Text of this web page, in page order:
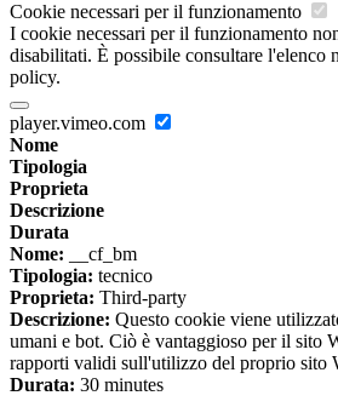
Cookie necessari per il funzionamento
I cookie necessari per il funzionamento
disabilitati. È possibile consultare l'elenco
policy.
player.vimeo.com
Nome
Tipologia
Proprieta
Descrizione
Durata
Nome: __cf_bm
Tipologia: tecnico
Proprieta: Third-party
Descrizione: Questo cookie viene
umani e bot. Ciò è vantaggioso per il sito
rapporti validi sull'utilizzo del proprio sito
Durata: 30 minutes